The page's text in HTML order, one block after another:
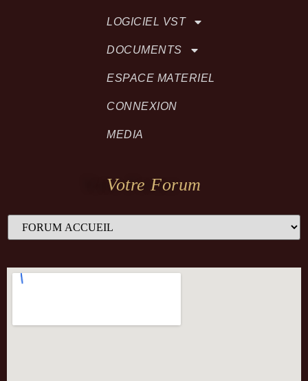
LOGICIEL VST
DOCUMENTS
ESPACE MATERIEL
CONNEXION
MEDIA
Votre Forum